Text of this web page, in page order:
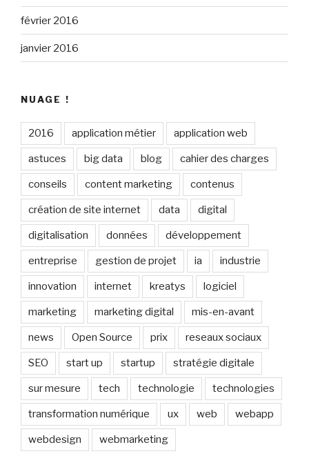
février 2016
janvier 2016
NUAGE !
2016 application métier application web
astuces big data blog cahier des charges
conseils content marketing contenus
création de site internet data digital
digitalisation données développement
entreprise gestion de projet ia industrie
innovation internet kreatys logiciel
marketing marketing digital mis-en-avant
news Open Source prix reseaux sociaux
SEO start up startup stratégie digitale
sur mesure tech technologie technologies
transformation numérique ux web webapp
webdesign webmarketing